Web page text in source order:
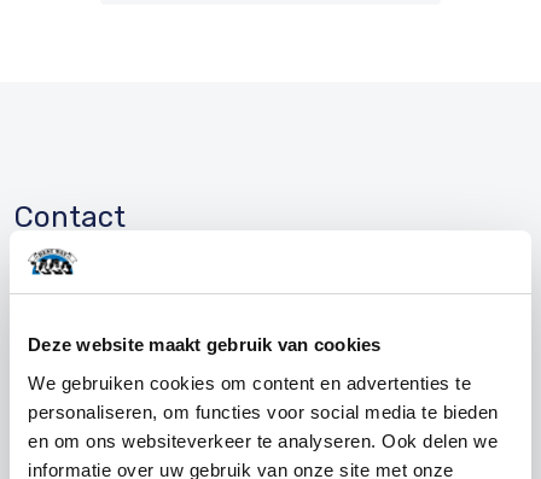
Deze website maakt gebruik van cookies
We gebruiken cookies om content en advertenties te
personaliseren, om functies voor social media te bieden
en om ons websiteverkeer te analyseren. Ook delen we
informatie over uw gebruik van onze site met onze
Contact
Adres
Leeksterweg 71
8433 KW Haulerwijk
085 - 047 92 93
info@bestwayingredients.com